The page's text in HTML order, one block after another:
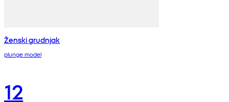
Ženski grudnjak
plunge model
12